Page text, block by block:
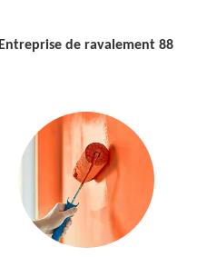
Entreprise de ravalement 88